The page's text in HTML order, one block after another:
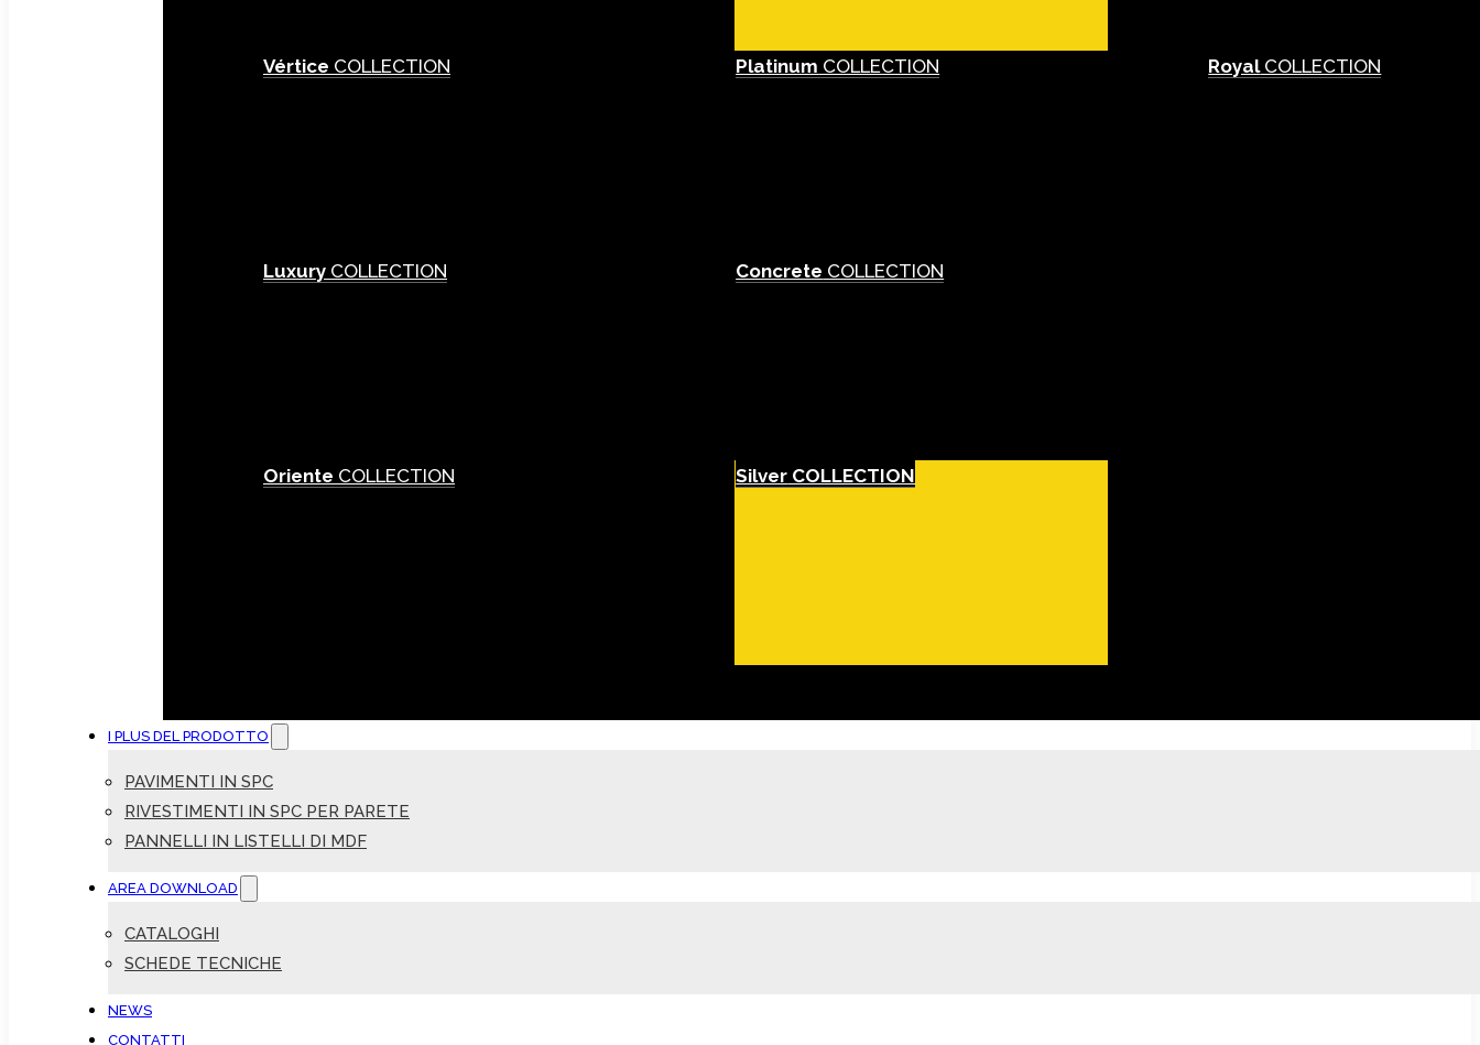
Vértice COLLECTION
Luxury COLLECTION
Oriente COLLECTION
Platinum COLLECTION
Concrete COLLECTION
Silver COLLECTION
RoyalCOLLECTION
I PLUS DEL PRODOTTO
PAVIMENTI IN SPC
RIVESTIMENTI IN SPC PER PARETE
PANNELLI IN LISTELLI DI MDF
AREA DOWNLOAD
CATALOGHI
SCHEDE TECNICHE
NEWS
CONTATTI